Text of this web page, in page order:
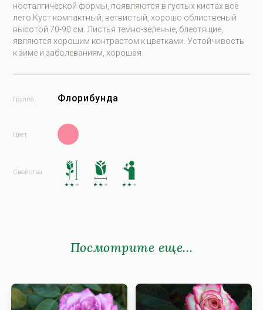
носталгической формы, появляются в густых кистах все
лето.Куст компактный, ветвистый, хорошо облиственый
высотой 70-90 см. Листья темно-зеленые, блестящие,
являются хорошим контрастом к цветками. Устойчивость
к зиме и заболеваниям, хорошая.
Флорибунда
Посмотрите еще...